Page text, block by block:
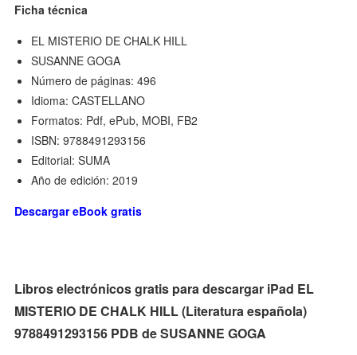
Ficha técnica
EL MISTERIO DE CHALK HILL
SUSANNE GOGA
Número de páginas: 496
Idioma: CASTELLANO
Formatos: Pdf, ePub, MOBI, FB2
ISBN: 9788491293156
Editorial: SUMA
Año de edición: 2019
Descargar eBook gratis
Libros electrónicos gratis para descargar iPad EL
MISTERIO DE CHALK HILL (Literatura española)
9788491293156 PDB de SUSANNE GOGA